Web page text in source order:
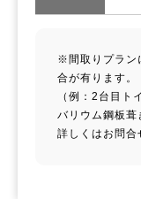
※間取りプラン
合が有ります。
（例：2台目ト
バリウム鋼板葺
詳しくはお問合